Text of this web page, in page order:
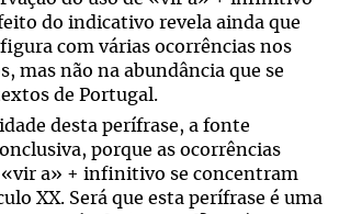
do indicativo revela ainda que
com várias ocorrências nos
mas não na abundância que se
de Portugal.
desta perífrase, a fonte
porque as ocorrências
a» + infinitivo se concentram
XX. Será que esta perífrase é uma